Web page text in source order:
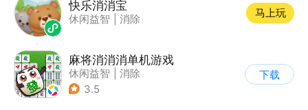
快乐消消宝
休闲益智 消除
马上玩
麻将消消消单机游戏
休闲益智
消除
3.5
下载